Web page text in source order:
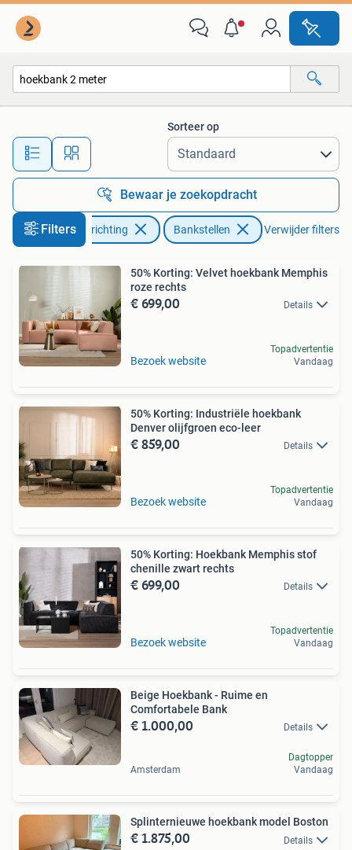
Alle afstanden…
Sorteer op
Bewaar je zoekopdracht
Filters
Huis en Inrichting Bankstellen Verwijder filters
50% Korting: Velvet hoekbank Memphis
roze rechts
€ 699,00 Details
Bezoek website
Topadvertentie
Vandaag
50% Korting: Industriële hoekbank
Denver olijfgroen eco-leer
€ 859,00 Details
Bezoek website
Topadvertentie
Vandaag
50% Korting: Hoekbank Memphis stof
chenille zwart rechts
€ 699,00 Details
Bezoek website
Topadvertentie
Vandaag
Beige Hoekbank - Ruime en
Comfortabele Bank
€ 1.000,00 Details
Amsterdam
Dagtopper
Vandaag
Splinternieuwe hoekbank model Boston
€ 1.875,00 Details